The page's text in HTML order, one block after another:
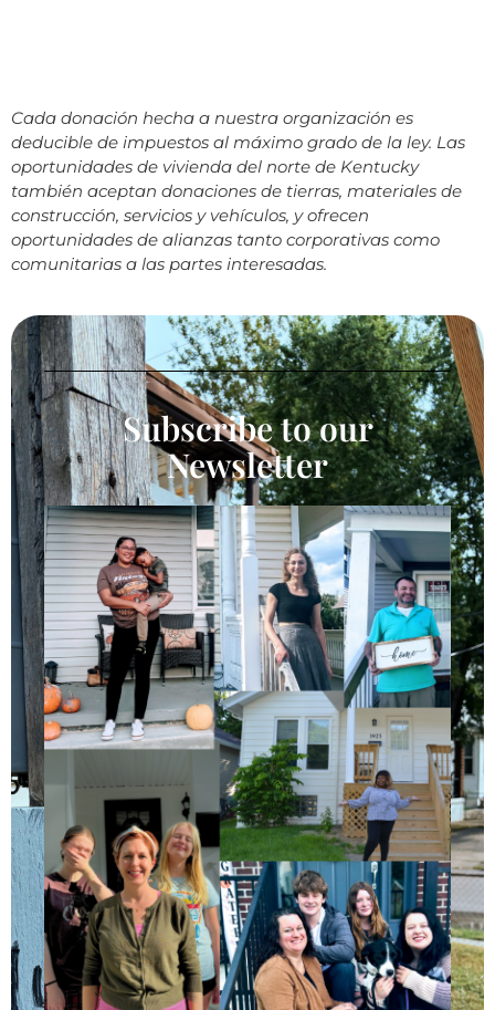
Cada donación hecha a nuestra organización es
deducible de impuestos al máximo grado de la ley. Las
oportunidades de vivienda del norte de Kentucky
también aceptan donaciones de tierras, materiales de
construcción, servicios y vehículos, y ofrecen
oportunidades de alianzas tanto corporativas como
comunitarias a las partes interesadas.
Subscribe to our
Newsletter